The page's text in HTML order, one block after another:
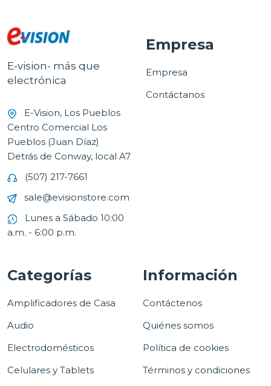
E-vision- más que
electrónica
E-Vision, Los Pueblos
Centro Comercial Los
Pueblos (Juan Díaz)
Detrás de Conway, local A7
(507) 217-7661
sale@evisionstore.com
Lunes a Sábado 10:00
a.m. - 6:00 p.m.
Empresa
Empresa
Contáctanos
Categorías
Amplificadores de Casa
Audio
Electrodomésticos
Celulares y Tablets
Información
Contáctenos
Quiénes somos
Política de cookies
Términos y condiciones